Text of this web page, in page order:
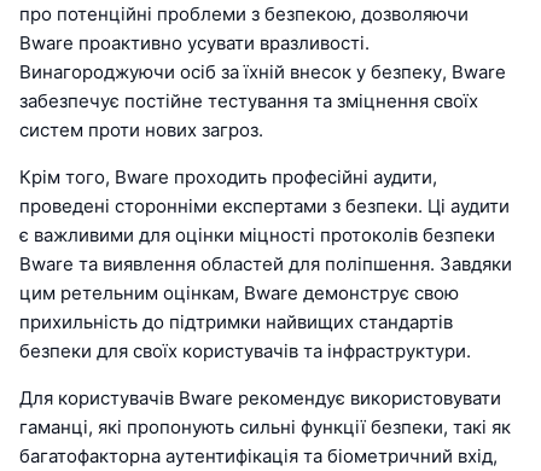
про потенційні проблеми з безпекою, дозволяючи
Bware проактивно усувати вразливості.
Винагороджуючи осіб за їхній внесок у безпеку, Bware
забезпечує постійне тестування та зміцнення своїх
систем проти нових загроз.
Крім того, Bware проходить професійні аудити,
проведені сторонніми експертами з безпеки. Ці аудити
є важливими для оцінки міцності протоколів безпеки
Bware та виявлення областей для поліпшення. Завдяки
цим ретельним оцінкам, Bware демонструє свою
прихильність до підтримки найвищих стандартів
безпеки для своїх користувачів та інфраструктури.
Для користувачів Bware рекомендує використовувати
гаманці, які пропонують сильні функції безпеки, такі як
багатофакторна аутентифікація та біометричний вхід,